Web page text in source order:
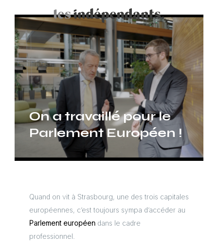
On a travaillé pour le
Parlement Européen !
Quand on vit à Strasbourg, une des trois capitales
européennes, c’est toujours sympa d’accéder au
Parlement européen dans le cadre
professionnel.